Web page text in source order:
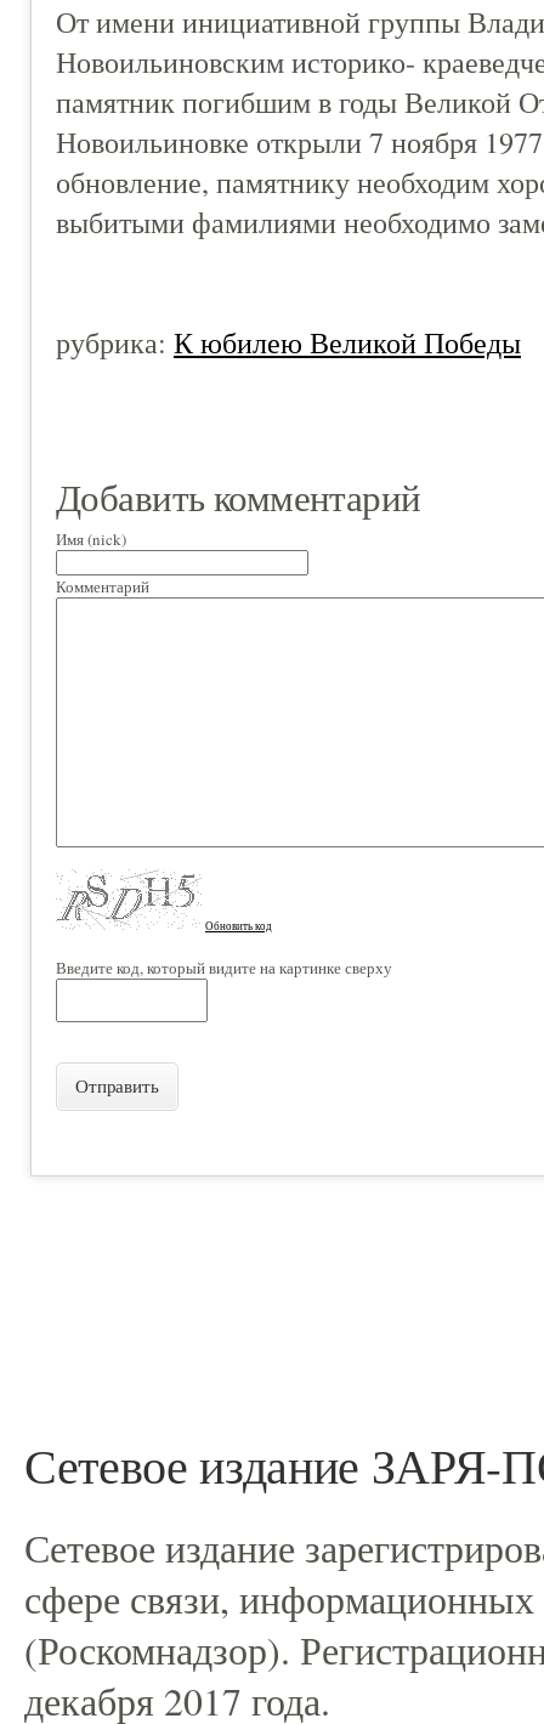
От имени инициативной группы
Новоильиновским историко-
памятник погибшим в годы Великой
Новоильиновке открыли 7 ноября
обновление, памятнику необходим
выбитыми фамилиями необходимо
рубрика: К юбилею Великой Победы
Добавить комментарий
Имя (nick)
Комментарий
Обновить код
Введите код, который видите на картинке сверху
Отправить
Сетевое издание
Сетевое издание
сфере связи,
(Роскомнадзор).
декабря 2017 года.